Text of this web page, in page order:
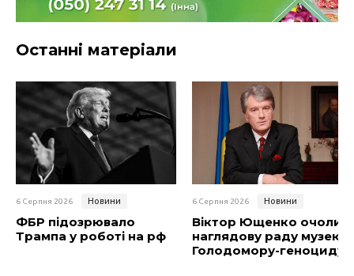
Останні матеріали
6 Серпня 2026 Новини
ФБР підозрювало
Трампа у роботі на рф
6 Серпня 2026 Новини
Віктор Ющенко очолив
наглядову раду музею
Голодомору-геноциду